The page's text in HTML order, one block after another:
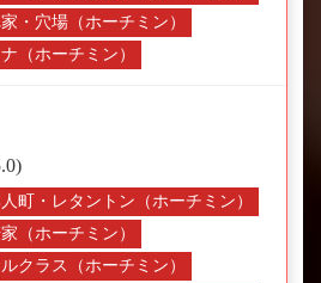
・穴場（ホーチミン）
（ホーチミン）
町・レタントン（ホーチミン）
（ホーチミン）
クラス（ホーチミン）